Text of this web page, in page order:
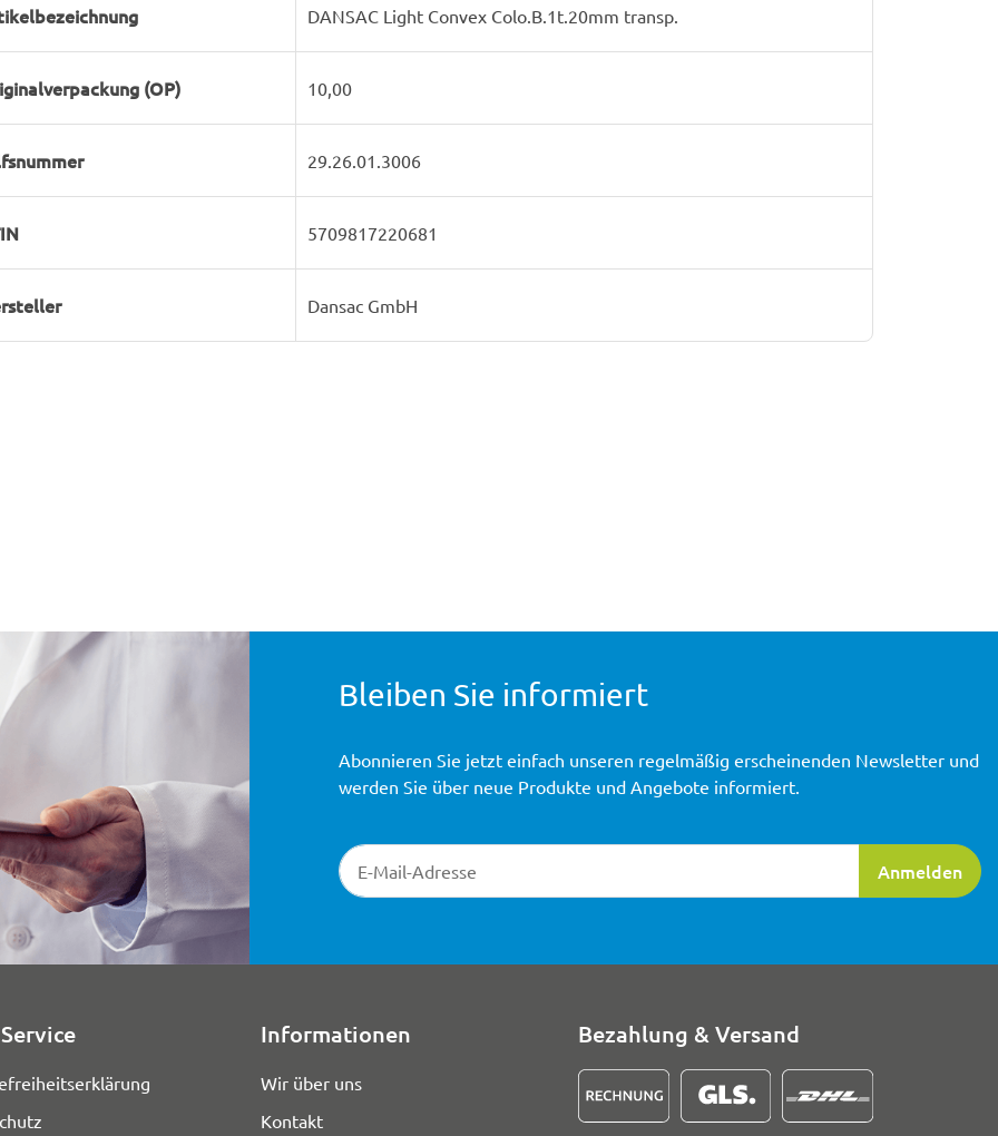
DANSAC Light Convex Colo.B.1t.20mm transp.
(OP) 10,00
29.26.01.3006
5709817220681
Dansac GmbH
Bleiben Sie informiert
Newsletter-Registrierung
Anmelden
Abonnieren Sie jetzt einfach unseren regelmäßig erscheinenden Newsletter und
werden Sie über neue Produkte und Angebote informiert.
Informationen
Wir über uns
Kontakt
Bezahlung & Versand